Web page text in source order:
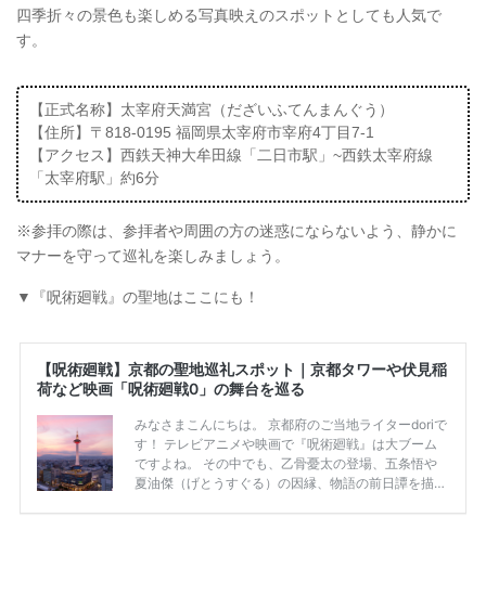
四季折々の景色も楽しめる写真映えのスポットとしても人気で
す。
【正式名称】太宰府天満宮（だざいふてんまんぐう）
【住所】〒818-0195 福岡県太宰府市宰府4丁目7-1
【アクセス】西鉄天神大牟田線「二日市駅」~西鉄太宰府線
「太宰府駅」約6分
※参拝の際は、参拝者や周囲の方の迷惑にならないよう、静かに
マナーを守って巡礼を楽しみましょう。
▼『呪術廻戦』の聖地はここにも！